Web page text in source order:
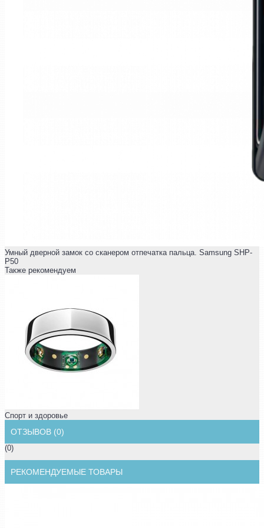
Умный дверной замок со сканером отпечатка пальца. Samsung SHP-
P50
Также рекомендуем
Спорт и здоровье
ОТЗЫВОВ (0)
(0)
РЕКОМЕНДУЕМЫЕ ТОВАРЫ